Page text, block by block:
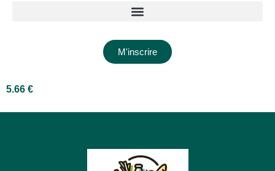
M'inscrire
5.66 €